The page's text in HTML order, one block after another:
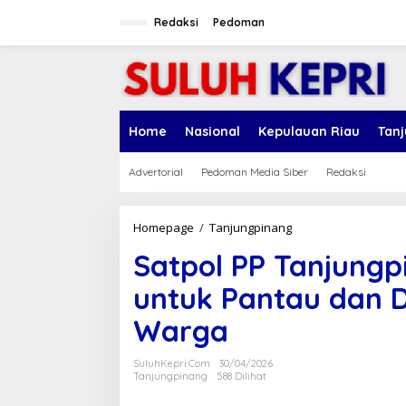
Redaksi Pedoman
Home Nasional Kepulauan Riau
Advertorial Pedoman Media Siber Redaksi
Homepage / Tanjungpinang
t
p
o
l
Satpol PP
untuk Pantau dan
Warga
SuluhKepri.com
30/04/2026
Tanjungpinang
588 Dilihat